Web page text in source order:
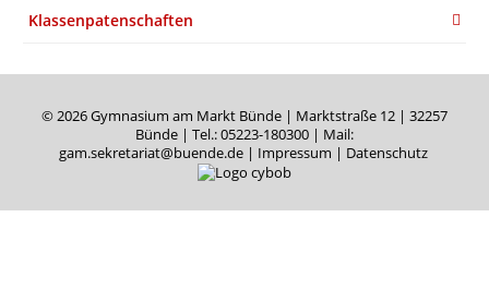
Klassenpatenschaften
© 2026 Gymnasium am Markt Bünde | Marktstraße 12 | 32257
Bünde | Tel.: 05223-180300 | Mail:
gam.sekretariat@buende.de| Impressum | Datenschutz